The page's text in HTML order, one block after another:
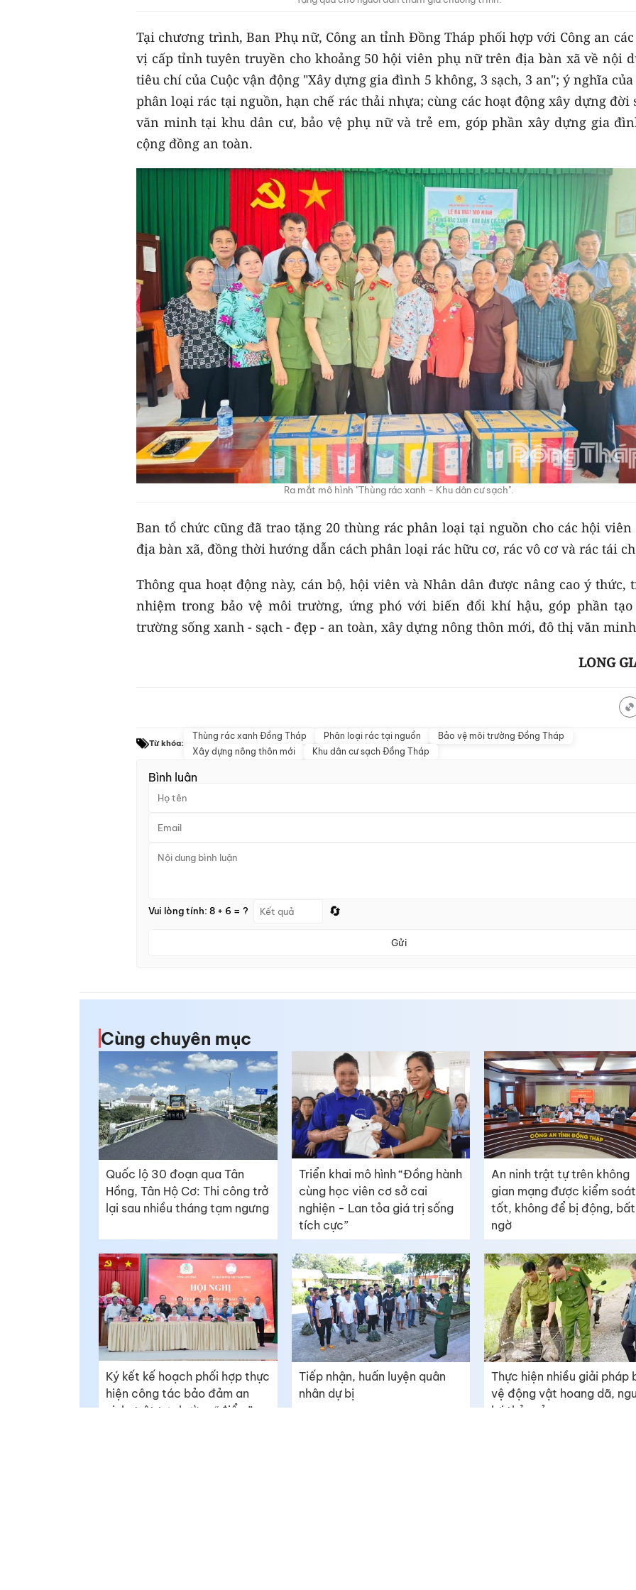
Tại chương trình, Ban Phụ nữ, Công an tỉnh Đồng Tháp phối hợp với Công an
vị cấp tỉnh tuyên truyền cho khoảng 50 hội viên phụ nữ trên địa bàn xã về nội
tiêu chí của Cuộc vận động "Xây dựng gia đình 5 không, 3 sạch, 3 an"; ý nghĩa
phân loại rác tại nguồn, hạn chế rác thải nhựa; cùng các hoạt động xây dựng đời
văn minh tại khu dân cư, bảo vệ phụ nữ và trẻ em, góp phần xây dựng gia
cộng đồng an toàn.
Ra mắt mô hình "Thùng rác xanh - Khu dân cư sạch".
Ban tổ chức cũng đã trao tặng 20 thùng rác phân loại tại nguồn cho các hội
địa bàn xã, đồng thời hướng dẫn cách phân loại rác hữu cơ, rác vô cơ và rác tái
Thông qua hoạt động này, cán bộ, hội viên và Nhân dân được nâng cao ý thức,
nhiệm trong bảo vệ môi trường, ứng phó với biến đổi khí hậu, góp phần
trường sống xanh - sạch - đẹp - an toàn, xây dựng nông thôn mới, đô thị văn
LONG
Từ khóa:
Thùng rác xanh Đồng Tháp Phân loại rác tại nguồn
Bảo vệ môi trường Đồng Tháp
Xây dựng nông thôn mới
Khu dân cư sạch Đồng Tháp
Bình luận
Vui lòng tính: 8 + 6 = ? 🔄
Gửi
Cùng chuyên mục
Quốc lộ 30 đoạn qua Tân
Hồng, Tân Hộ Cơ: Thi công trở
lại sau nhiều tháng tạm ngưng
Triển khai mô hình “Đồng hành
cùng học viên cơ sở cai
nghiện - Lan tỏa giá trị sống
tích cực”
An ninh trật tự trên không
gian mạng được kiểm soát
tốt, không để bị động, bất
ngờ
Ký kết kế hoạch phối hợp thực
hiện công tác bảo đảm an
ninh, trật tự phường “điểm”
Tiếp nhận, huấn luyện quân
nhân dự bị
Thực hiện nhiều giải pháp
vệ động vật hoang dã,
lợi thủy sản